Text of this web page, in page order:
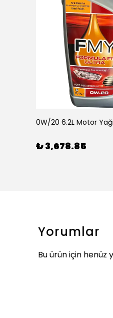
₺ 3,678.85
Yorumlar
Bu ürün için henüz